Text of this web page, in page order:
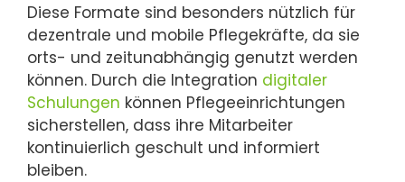
Diese Formate sind besonders nützlich für
dezentrale und mobile Pflegekräfte, da sie
orts- und zeitunabhängig genutzt werden
können. Durch die Integration digitaler
Schulungen können Pflegeeinrichtungen
sicherstellen, dass ihre Mitarbeiter
kontinuierlich geschult und informiert
bleiben.